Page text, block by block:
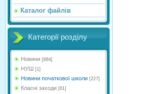
Каталог файлів
Категорії розділу
Новини [884]
НУШ [1]
Новини початкової школи [227]
Класні заходи [61]